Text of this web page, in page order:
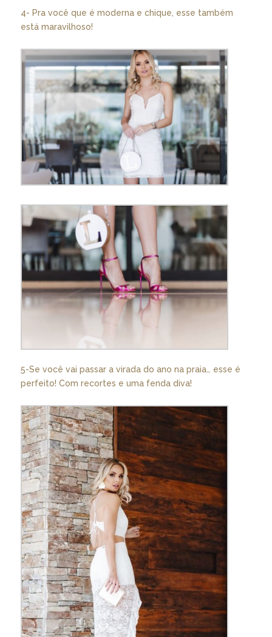
4- Pra você que é moderna e chique, esse também
está maravilhoso!
5-Se você vai passar a virada do ano na praia… esse é
perfeito! Com recortes e uma fenda diva!